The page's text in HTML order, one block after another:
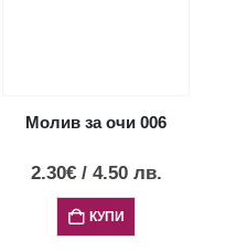
Молив за очи 006
2.30€ / 4.50 лв.
КУПИ